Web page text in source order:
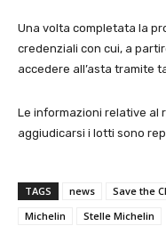
Una volta completata la
credenziali con cui, a
accedere all’asta tramite
Le informazioni relative al
aggiudicarsi i lotti sono
TAGS news Save the
Michelin
Stelle Michelin